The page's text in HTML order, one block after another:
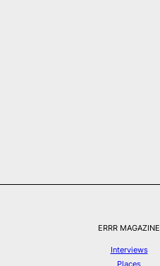
ERRR MAGAZINE
Interviews
Places